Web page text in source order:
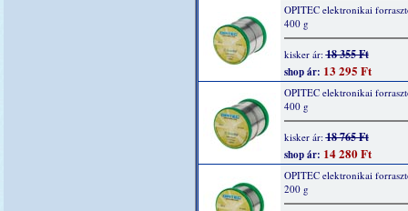
OPITEC elektronikai
400 g
kisker ár:18 355 Ft
shop ár: 13 295 Ft
OPITEC elektronikai
400 g
kisker ár:18 765 Ft
shop ár: 14 280 Ft
OPITEC elektronikai
200 g